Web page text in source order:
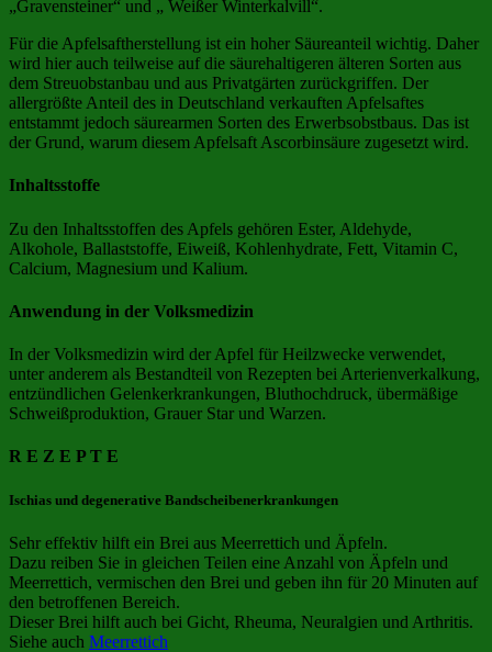
„Gravensteiner“ und „ Weißer Winterkalvill“.
Für die Apfelsaftherstellung ist ein hoher Säureanteil wichtig. Daher
wird hier auch teilweise auf die säurehaltigeren älteren Sorten aus
dem Streuobstanbau und aus Privatgärten zurückgriffen. Der
allergrößte Anteil des in Deutschland verkauften Apfelsaftes
entstammt jedoch säurearmen Sorten des Erwerbsobstbaus. Das ist
der Grund, warum diesem Apfelsaft Ascorbinsäure zugesetzt wird.
Inhaltsstoffe
Zu den Inhaltsstoffen des Apfels gehören Ester, Aldehyde,
Alkohole, Ballaststoffe, Eiweiß, Kohlenhydrate, Fett, Vitamin C,
Calcium, Magnesium und Kalium.
Anwendung in der Volksmedizin
In der Volksmedizin wird der Apfel für Heilzwecke verwendet,
unter anderem als Bestandteil von Rezepten bei Arterienverkalkung,
entzündlichen Gelenkerkrankungen, Bluthochdruck, übermäßige
Schweißproduktion, Grauer Star und Warzen.
R E Z E P T E
Ischias und degenerative Bandscheibenerkrankungen
Sehr effektiv hilft ein Brei aus Meerrettich und Äpfeln.
Dazu reiben Sie in gleichen Teilen eine Anzahl von Äpfeln und
Meerrettich, vermischen den Brei und geben ihn für 20 Minuten auf
den betroffenen Bereich.
Dieser Brei hilft auch bei Gicht, Rheuma, Neuralgien und Arthritis.
Siehe auch Meerrettich